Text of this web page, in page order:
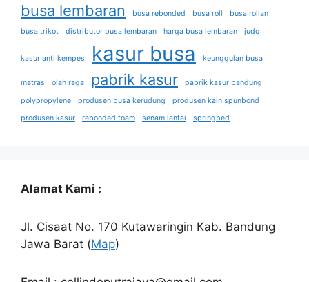
busa lembaran busa rebonded busa roll
busa rollan
busa trikot
distributor busa lembaran harga busa lembaran judo
kasur anti kempes kasur busa keunggulan busa
matras olah raga pabrik kasur
pabrik kasur bandung
polypropylene
produsen busa kerudung
produsen kain spunbond
produsen kasur
rebonded foam senam lantai springbed
Alamat Kami :
Jl. Cisaat No. 170 Kutawaringin Kab. Bandung
Jawa Barat (Map)